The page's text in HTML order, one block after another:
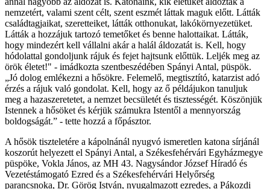
nemzetért, valami szent célt, szent eszmét láttak maguk előtt. Látták
családtagjaikat, szeretteiket, látták otthonukat, lakókörnyezetüket.
Látták a hozzájuk tartozó temetőket és benne halottaikat. Látták,
hogy mindezért kell vállalni akár a halál áldozatát is. Kell, hogy
hódolattal gondoljunk rájuk és fejet hajtsunk előttük. Leljék meg az
örök életet!" - imádkozta szentbeszédében Spányi Antal, püspök.
„Jó dolog emlékezni a hősökre. Felemelő, megtisztító, katarzist adó
érzés a rájuk való gondolat. Kell, hogy az ő példájukon tanuljuk
meg a hazaszeretetet, a nemzet becsületét és tisztességét. Köszönjük
Istennek a hősöket és kérjük számukra Istentől a mennyország
boldogságát.” - tette hozzá a főpásztor.
A hősök tiszteletére a kápolnánál nyugvó ismeretlen katona sírjánál
koszorút helyezett el Spányi Antal, a Székesfehérvári Egyházmegye
püspöke, Vokla János, az MH 43. Nagysándor József Híradó és
Vezetéstámogató Ezred és a Székesfehérvári Helyőrség
parancsnoka, Dr. Görög István, nyugalmazott ezredes, a Pákozdi